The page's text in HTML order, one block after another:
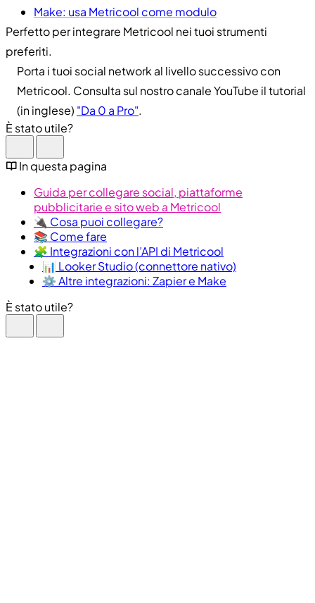
Make: usa Metricool come modulo
Perfetto per integrare Metricool nei tuoi strumenti
preferiti.
Porta i tuoi social network al livello successivo con
Metricool. Consulta sul nostro canale YouTube il tutorial
(in inglese) "Da 0 a Pro".
È stato utile?
In questa pagina
Guida per collegare social, piattaforme
pubblicitarie e sito web a Metricool
🔌 Cosa puoi collegare?
📚 Come fare
🧩 Integrazioni con l’API di Metricool
📊 Looker Studio (connettore nativo)
⚙️ Altre integrazioni: Zapier e Make
È stato utile?